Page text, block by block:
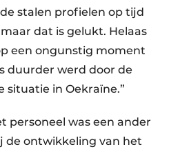
stalen profielen op tijd
dat is gelukt. Helaas
een ongunstig moment
duurder werd door de
situatie in Oekraïne.”
personeel was een ander
de ontwikkeling van het